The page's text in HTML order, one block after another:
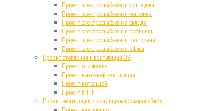
Проект электроснабжения коттеджа
Проект электроснабжения магазина
Проект электроснабжения склада
Проект электроснабжения гостиницы
Проект электроснабжения ресторана
Проект электроснабжения офиса
Проект отопления и вентиляции ОВ
Проект отопления
Проект вытяжной вентиляции
Проект котельной
Проект ИТП
Проект вентиляции и кондиционирования «ВиК»